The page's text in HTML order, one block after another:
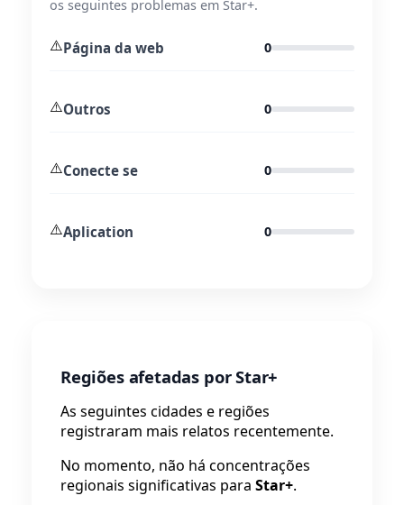
os seguintes problemas em Star+.
⚠️Página da web 0
⚠️Outros 0
⚠️Conecte se 0
⚠️Aplication 0
Regiões afetadas por Star+
As seguintes cidades e regiões
registraram mais relatos recentemente.
No momento, não há concentrações
regionais significativas para Star+.